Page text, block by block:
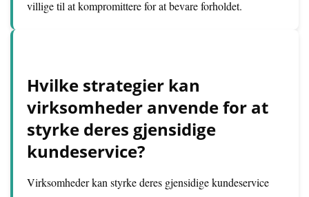
villige til at kompromittere for at bevare forholdet.
Hvilke strategier kan
virksomheder anvende for at
styrke deres gjensidige
kundeservice?
Virksomheder kan styrke deres gjensidige kundeservice